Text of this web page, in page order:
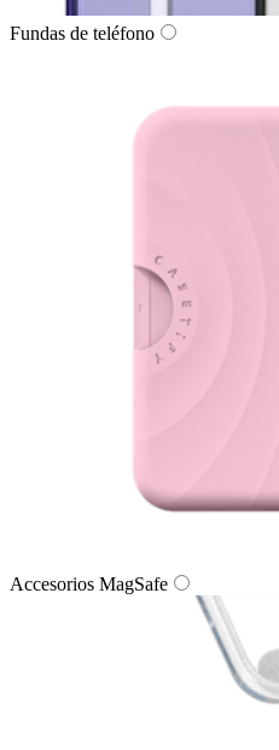
Fundas de teléfono
Accesorios MagSafe